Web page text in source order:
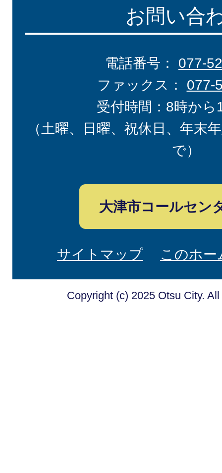
お問い合
電話番号： 077-
ファックス： 077-
受付時間：8時から
（土曜、日曜、祝休日、年末
で）
大津市コールセン
サイトマップ このホ
Copyright (c) 2025 Otsu City.